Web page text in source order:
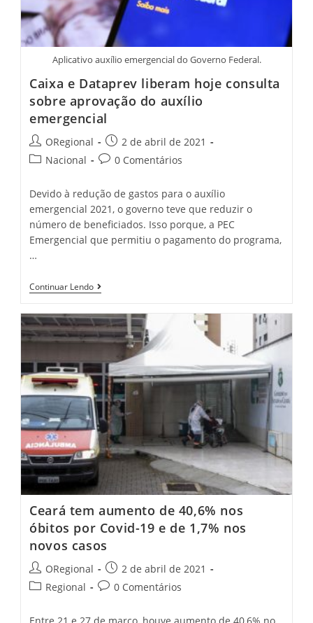
Aplicativo auxílio emergencial do Governo Federal.
Caixa e Dataprev liberam hoje consulta
sobre aprovação do auxílio
emergencial
Post
author:
ORegional
Post
published:
2 de abril de 2021
PostNacional
Post0 Comentários
Devido à redução de gastos para o auxílio
emergencial 2021, o governo teve que reduzir o
número de beneficiados. Isso porque, a PEC
Emergencial que permitiu o pagamento do programa,
…
Continuar LendoCaixa
E
Liberam
Hoje
Consulta
Aprovação
Do
Auxílio
Emergencial
Ceará tem aumento de 40,6% nos
óbitos por Covid-19 e de 1,7% nos
novos casos
Post
author:
ORegional
Post
published:
2 de abril de 2021
PostRegional
Post0 Comentários